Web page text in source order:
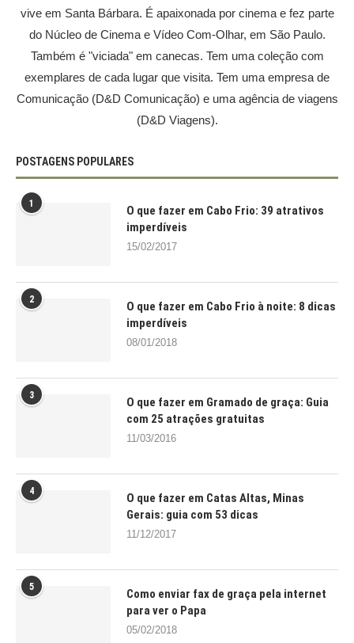
vive em Santa Bárbara. É apaixonada por cinema e fez parte
do Núcleo de Cinema e Vídeo Com-Olhar, em São Paulo.
Também é "viciada" em canecas. Tem uma coleção com
exemplares de cada lugar que visita. Tem uma empresa de
Comunicação (D&D Comunicação) e uma agência de viagens
(D&D Viagens).
POSTAGENS POPULARES
1
O que fazer em Cabo Frio: 39 atrativos
imperdíveis
15/02/2017
2
O que fazer em Cabo Frio à noite: 8 dicas
imperdíveis
08/01/2018
3
O que fazer em Gramado de graça: Guia
com 25 atrações gratuitas
11/03/2016
4
O que fazer em Catas Altas, Minas
Gerais: guia com 53 dicas
11/12/2017
5
Como enviar fax de graça pela internet
para ver o Papa
05/02/2018